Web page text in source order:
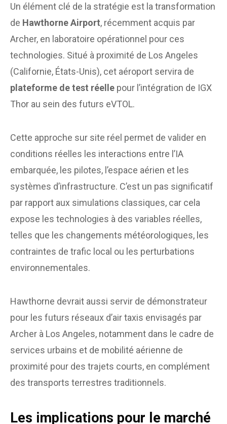
Un élément clé de la stratégie est la transformation
de Hawthorne Airport, récemment acquis par
Archer, en laboratoire opérationnel pour ces
technologies. Situé à proximité de Los Angeles
(Californie, États-Unis), cet aéroport servira de
plateforme de test réelle pour l’intégration de IGX
Thor au sein des futurs eVTOL.
Cette approche sur site réel permet de valider en
conditions réelles les interactions entre l’IA
embarquée, les pilotes, l’espace aérien et les
systèmes d’infrastructure. C’est un pas significatif
par rapport aux simulations classiques, car cela
expose les technologies à des variables réelles,
telles que les changements météorologiques, les
contraintes de trafic local ou les perturbations
environnementales.
Hawthorne devrait aussi servir de démonstrateur
pour les futurs réseaux d’air taxis envisagés par
Archer à Los Angeles, notamment dans le cadre de
services urbains et de mobilité aérienne de
proximité pour des trajets courts, en complément
des transports terrestres traditionnels.
Les implications pour le marché